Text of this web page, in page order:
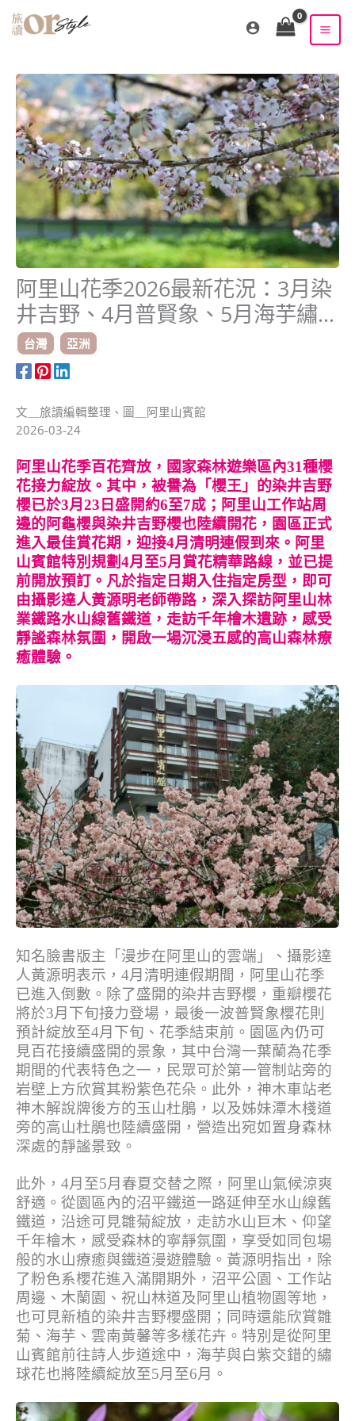
阿里山花季2026最新花況：3月染
井吉野、4月普賢象、5月海芋繡球
花，這條賞花時間軸值得收藏
台灣 亞洲
文＿旅讀編輯整理、圖＿阿里山賓館
2026-03-24
阿里山花季百花齊放，國家森林遊樂區內31種櫻
花接力綻放。其中，被譽為「櫻王」的染井吉野
櫻已於3月23日盛開約6至7成；阿里山工作站周
邊的阿龜櫻與染井吉野櫻也陸續開花，園區正式
進入最佳賞花期，迎接4月清明連假到來。阿里
山賓館特別規劃4月至5月賞花精華路線，並已提
前開放預訂。凡於指定日期入住指定房型，即可
由攝影達人黃源明老師帶路，深入探訪阿里山林
業鐵路水山線舊鐵道，走訪千年檜木遺跡，感受
靜謐森林氛圍，開啟一場沉浸五感的高山森林療
癒體驗。
知名臉書版主「漫步在阿里山的雲端」、攝影達
人黃源明表示，4月清明連假期間，阿里山花季
已進入倒數。除了盛開的染井吉野櫻，重瓣櫻花
將於3月下旬接力登場，最後一波普賢象櫻花則
預計綻放至4月下旬、花季結束前。園區內仍可
見百花接續盛開的景象，其中台灣一葉蘭為花季
期間的代表特色之一，民眾可於第一管制站旁的
岩壁上方欣賞其粉紫色花朵。此外，神木車站老
神木解說牌後方的玉山杜鵑，以及姊妹潭木棧道
旁的高山杜鵑也陸續盛開，營造出宛如置身森林
深處的靜謐景致。
此外，4月至5月春夏交替之際，阿里山氣候涼爽
舒適。從園區內的沼平鐵道一路延伸至水山線舊
鐵道，沿途可見雛菊綻放，走訪水山巨木、仰望
千年檜木，感受森林的寧靜氛圍，享受如同包場
般的水山療癒與鐵道漫遊體驗。黃源明指出，除
了粉色系櫻花進入滿開期外，沼平公園、工作站
周邊、木蘭園、祝山林道及阿里山植物園等地，
也可見新植的染井吉野櫻盛開；同時還能欣賞雛
菊、海芋、雲南黃馨等多樣花卉。特別是從阿里
山賓館前往詩人步道途中，海芋與白紫交錯的繡
球花也將陸續綻放至5月至6月。